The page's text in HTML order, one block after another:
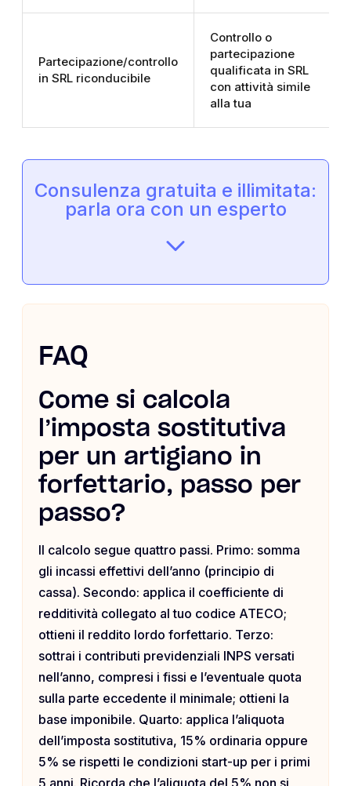
Partecipazione/controllo
in SRL riconducibile
Controllo o
partecipazione
qualificata in SRL
con attività simile
alla tua
Consulenza gratuita e illimitata:
parla ora con un esperto
FAQ
Come si calcola
l’imposta sostitutiva
per un artigiano in
forfettario, passo per
passo?
Il calcolo segue quattro passi. Primo: somma
gli incassi effettivi dell’anno (principio di
cassa). Secondo: applica il coefficiente di
redditività collegato al tuo codice ATECO;
ottieni il reddito lordo forfettario. Terzo:
sottrai i contributi previdenziali INPS versati
nell’anno, compresi i fissi e l’eventuale quota
sulla parte eccedente il minimale; ottieni la
base imponibile. Quarto: applica l’aliquota
dell’imposta sostitutiva, 15% ordinaria oppure
5% se rispetti le condizioni start-up per i primi